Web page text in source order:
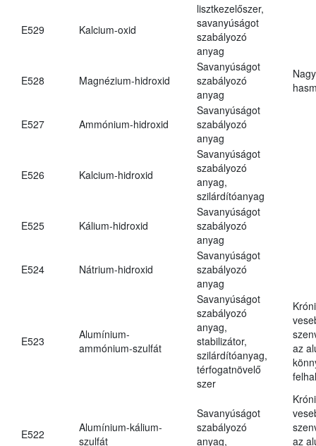
E529 Kalcium-oxid
lisztkezelőszer,
savanyúságot
szabályozó
anyag
E528 Magnézium-hidroxid
Savanyúságot
szabályozó
anyag
E527 Ammónium-hidroxid
Savanyúságot
szabályozó
anyag
E526 Kalcium-hidroxid
Savanyúságot
szabályozó
anyag,
szilárdítóanyag
E525 Kálium-hidroxid
Savanyúságot
szabályozó
anyag
E524 Nátrium-hidroxid
Savanyúságot
szabályozó
anyag
E523
Alumínium-
ammónium-szulfát
Savanyúságot
szabályozó
anyag,
stabilizátor,
szilárdítóanyag,
térfogatnövelő
szer
az
E522
Alumínium-kálium-
szulfát
Savanyúságot
szabályozó
anyag,
az